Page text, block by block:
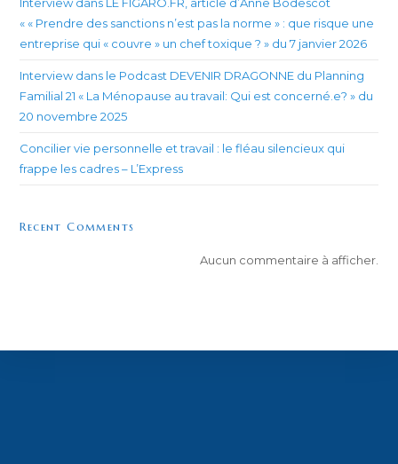
« « Prendre des sanctions n’est pas la norme » : que risque une
entreprise qui « couvre » un chef toxique ? » du 7 janvier 2026
Interview dans le Podcast DEVENIR DRAGONNE du Planning
Familial 21 « La Ménopause au travail: Qui est concerné.e? » du
20 novembre 2025
Concilier vie personnelle et travail : le fléau silencieux qui
frappe les cadres – L’Express
Recent Comments
Aucun commentaire à afficher.